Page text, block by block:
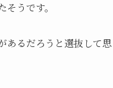
うです。
るだろうと選抜して